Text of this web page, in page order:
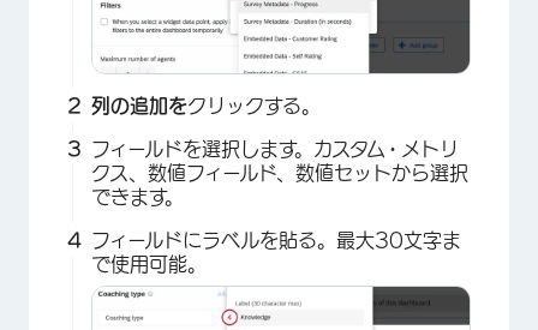
列の追加をクリックする。
フィールドを選択します。カスタム・メトリ
クス、数値フィールド、数値セットから選択
できます。
フィールドにラベルを貼る。最大30文字ま
で使用可能。